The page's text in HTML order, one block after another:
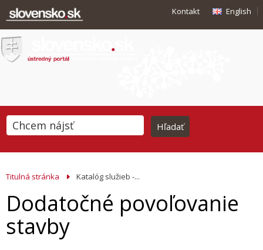
Kontakt English
Titulná stránka Katalóg služieb -...
Dodatočné povoľovanie
stavby